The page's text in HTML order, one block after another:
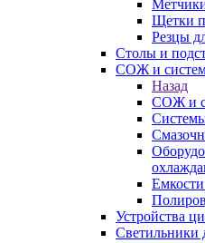
Щетки
Резцы
Столы и
СОЖ и
Назад
СОЖ и
Устройства
Светильники